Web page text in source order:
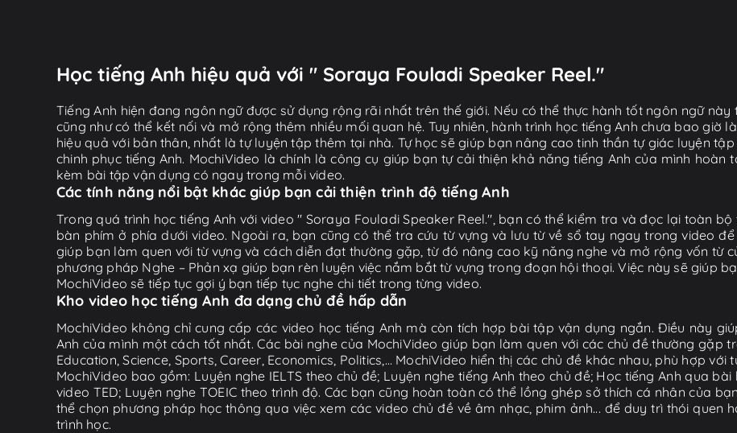
Học tiếng Anh hiệu quả với " Soraya Fouladi Speaker Reel."
Tiếng Anh hiện đang ngôn ngữ được sử dụng rộng rãi nhất trên thế giới. Nếu có thể thực hành tốt ngôn ngữ
cũng như có thể kết nối và mở rộng thêm nhiều mối quan hệ. Tuy nhiên, hành trình học tiếng Anh chưa bao giờ
hiệu quả với bản thân, nhất là tự luyện tập thêm tại nhà. Tự học sẽ giúp bạn nâng cao tinh thần tự giác luyện
chinh phục tiếng Anh. MochiVideo là chính là công cụ giúp bạn tự cải thiện khả năng tiếng Anh của mình
kèm bài tập vận dụng có ngay trong mỗi video.
Các tính năng nổi bật khác giúp bạn cải thiện trình độ tiếng Anh
Trong quá trình học tiếng Anh với video " Soraya Fouladi Speaker Reel.", bạn có thể kiểm tra và đọc lại toàn
bàn phím ở phía dưới video. Ngoài ra, bạn cũng có thể tra cứu từ vựng và lưu từ về sổ tay ngay trong video
giúp bạn làm quen với từ vựng và cách diễn đạt thường gặp, từ đó nâng cao kỹ năng nghe và mở rộng vốn từ
phương pháp Nghe – Phản xạ giúp bạn rèn luyện việc nắm bắt từ vựng trong đoạn hội thoại. Việc này sẽ giúp
MochiVideo sẽ tiếp tục gợi ý bạn tiếp tục nghe chi tiết trong từng video.
Kho video học tiếng Anh đa dạng chủ đề hấp dẫn
MochiVideo không chỉ cung cấp các video học tiếng Anh mà còn tích hợp bài tập vận dụng ngắn. Điều này
Anh của mình một cách tốt nhất. Các bài nghe của MochiVideo giúp bạn làm quen với các chủ đề thường gặp
Education, Science, Sports, Career, Economics, Politics,… MochiVideo hiển thị các chủ đề khác nhau, phù hợp
MochiVideo bao gồm: Luyện nghe IELTS theo chủ đề; Luyện nghe tiếng Anh theo chủ đề; Học tiếng Anh qua
video TED; Luyện nghe TOEIC theo trình độ. Các bạn cũng hoàn toàn có thể lồng ghép sở thích cá nhân của
thể chọn phương pháp học thông qua việc xem các video chủ đề về âm nhạc, phim ảnh... để duy trì thói quen
trình học.